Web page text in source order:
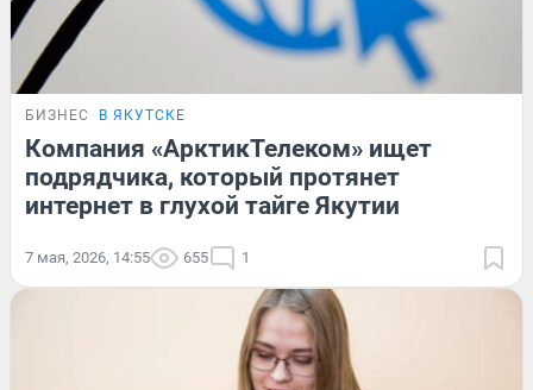
БИЗНЕС В ЯКУТСКЕ
Компания «АрктикТелеком» ищет
подрядчика, который протянет
интернет в глухой тайге Якутии
7 мая, 2026, 14:55 655 1